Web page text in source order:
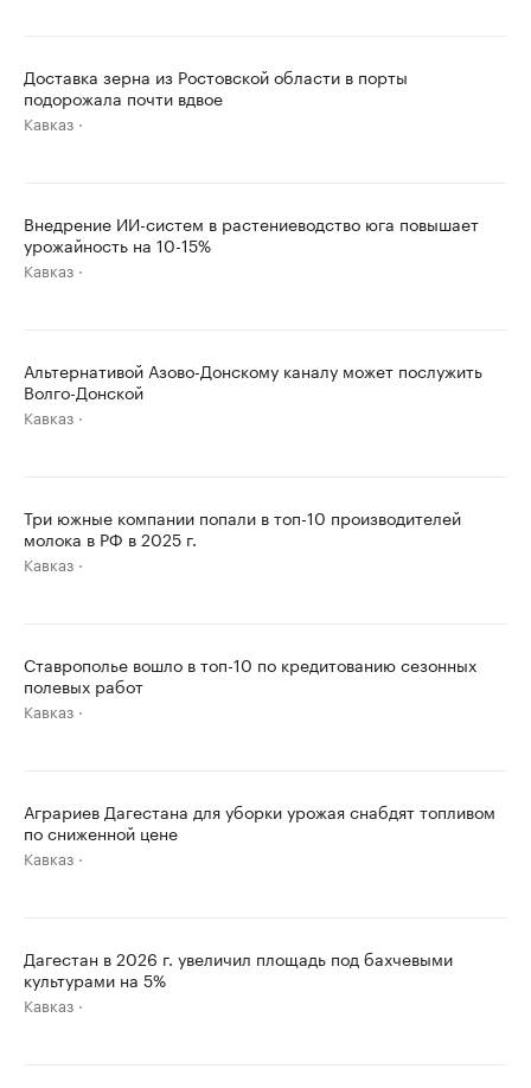
Доставка зерна из Ростовской области в порты
подорожала почти вдвое
Кавказ
Внедрение ИИ-систем в растениеводство юга повышает
урожайность на 10-15%
Кавказ
Альтернативой Азово-Донскому каналу может послужить
Волго-Донской
Кавказ
Три южные компании попали в топ-10 производителей
молока в РФ в 2025 г.
Кавказ
Ставрополье вошло в топ-10 по кредитованию сезонных
полевых работ
Кавказ
Аграриев Дагестана для уборки урожая снабдят топливом
по сниженной цене
Кавказ
Дагестан в 2026 г. увеличил площадь под бахчевыми
культурами на 5%
Кавказ